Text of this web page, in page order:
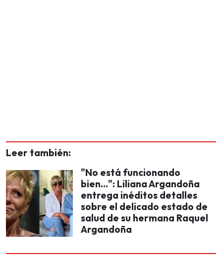
Leer también:
"No está funcionando
bien...": Liliana Argandoña
entrega inéditos detalles
sobre el delicado estado de
salud de su hermana Raquel
Argandoña